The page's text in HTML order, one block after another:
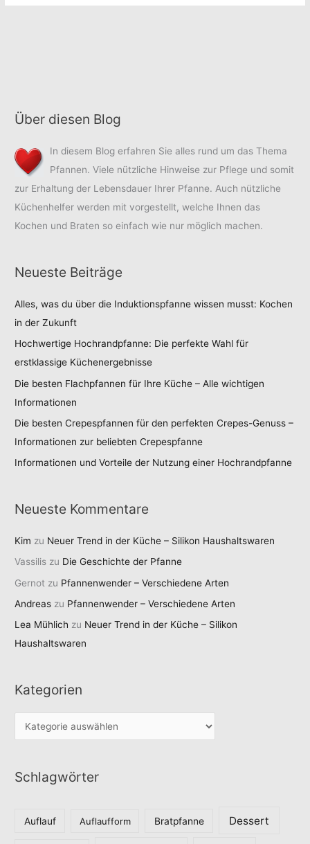
Über diesen Blog
In diesem Blog erfahren Sie alles rund um das Thema
Pfannen. Viele nützliche Hinweise zur Pflege und somit
zur Erhaltung der Lebensdauer Ihrer Pfanne. Auch nützliche
Küchenhelfer werden mit vorgestellt, welche Ihnen das
Kochen und Braten so einfach wie nur möglich machen.
Neueste Beiträge
Alles, was du über die Induktionspfanne wissen musst: Kochen
in der Zukunft
Hochwertige Hochrandpfanne: Die perfekte Wahl für
erstklassige Küchenergebnisse
Die besten Flachpfannen für Ihre Küche – Alle wichtigen
Informationen
Die besten Crepespfannen für den perfekten Crepes-Genuss –
Informationen zur beliebten Crepespfanne
Informationen und Vorteile der Nutzung einer Hochrandpfanne
Neueste Kommentare
Kim zu Neuer Trend in der Küche – Silikon Haushaltswaren
Vassilis zu Die Geschichte der Pfanne
Gernot zu Pfannenwender – Verschiedene Arten
Andreas zu Pfannenwender – Verschiedene Arten
Lea Mühlich zu Neuer Trend in der Küche – Silikon
Haushaltswaren
Kategorien
a
e
Schlagwörter
Auflauf Auflaufform Bratpfanne Dessert